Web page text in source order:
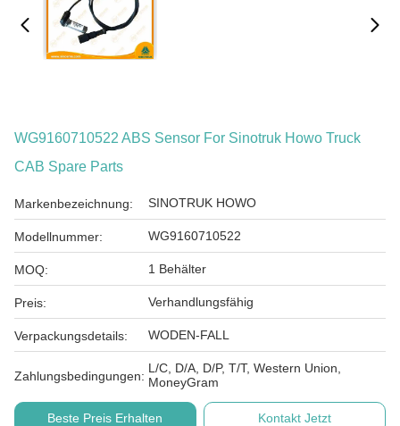
WG9160710522 ABS Sensor For Sinotruk Howo Truck
CAB Spare Parts
Markenbezeichnung: SINOTRUK HOWO
Modellnummer: WG9160710522
MOQ: 1 Behälter
Preis: Verhandlungsfähig
Verpackungsdetails: WODEN-FALL
Zahlungsbedingungen:
L/C, D/A, D/P, T/T, Western Union,
MoneyGram
Beste Preis Erhalten Kontakt Jetzt